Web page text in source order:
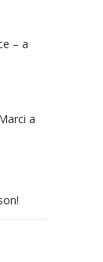
– a
a